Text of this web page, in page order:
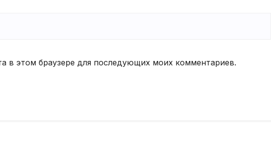
в этом браузере для последующих моих комментариев.